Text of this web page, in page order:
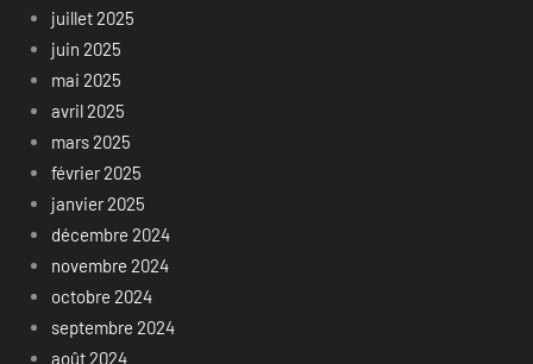
juillet 2025
juin 2025
mai 2025
avril 2025
mars 2025
février 2025
janvier 2025
décembre 2024
novembre 2024
octobre 2024
septembre 2024
août 2024